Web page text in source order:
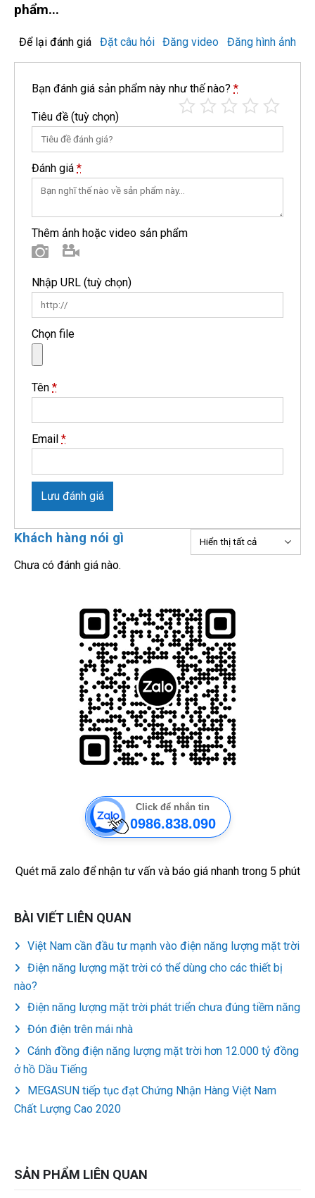
phẩm...
Để lại đánh giá Đặt câu hỏi Đăng video Đăng hình ảnh
Bạn đánh giá sản phẩm này như thế nào? *
Tiêu đề (tuỳ chọn)
Đánh giá *
Thêm ảnh hoặc video sản phẩm
Hình ảnh
Nhập URL (tuỳ chọn)
Chọn file
Tên *
Email *
Lưu đánh giá
Khách hàng nói gì
Chưa có đánh giá nào.
Click để nhắn tin
0986.838.090
Quét mã zalo để nhận tư vấn và báo giá nhanh trong 5 phút
BÀI VIẾT LIÊN QUAN
Việt Nam cần đầu tư mạnh vào điện năng lượng mặt trời
Điện năng lượng mặt trời có thể dùng cho các thiết bị
nào?
Điện năng lượng mặt trời phát triển chưa đúng tiềm năng
Đón điện trên mái nhà
Cánh đồng điện năng lượng mặt trời hơn 12.000 tỷ đồng
ở hồ Dầu Tiếng
MEGASUN tiếp tục đạt Chứng Nhận Hàng Việt Nam
Chất Lượng Cao 2020
SẢN PHẨM LIÊN QUAN